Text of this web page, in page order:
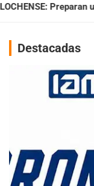
a puro espectáculo
Destacadas